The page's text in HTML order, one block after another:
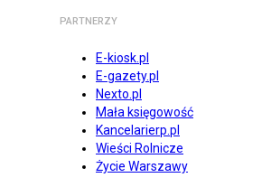
PARTNERZY
E-kiosk.pl
E-gazety.pl
Nexto.pl
Mała księgowość
Kancelarierp.pl
Wieści Rolnicze
Życie Warszawy